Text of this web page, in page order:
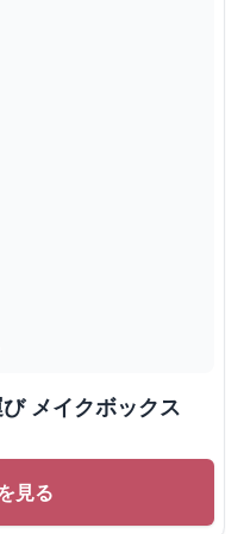
メイクボックス
見る